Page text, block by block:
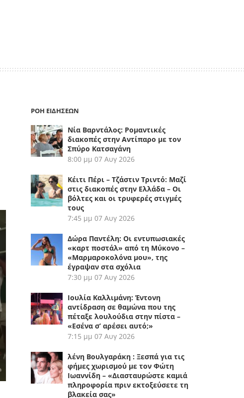
ΡΟΗ ΕΙΔΗΣΕΩΝ
Νία Βαρντάλος: Ρομαντικές
διακοπές στην Αντίπαρο με τον
Σπύρο Κατσαγάνη
8:00 μμ 07 Αυγ 2026
Κέιτι Πέρι – Τζάστιν Τριντό: Μαζί
στις διακοπές στην Ελλάδα – Οι
βόλτες και οι τρυφερές στιγμές
τους
7:45 μμ 07 Αυγ 2026
Δώρα Παντέλη: Οι εντυπωσιακές
«καρτ ποστάλ» από τη Μύκονο –
«Μαρμαροκολόνα μου», της
έγραψαν στα σχόλια
7:30 μμ 07 Αυγ 2026
Ιουλία Καλλιμάνη: Έντονη
αντίδραση σε θαμώνα που της
πέταξε λουλούδια στην πίστα –
«Εσένα σ’ αρέσει αυτό;»
7:15 μμ 07 Αυγ 2026
λένη Βουλγαράκη : Ξεσπά για τις
φήμες χωρισμού με τον Φώτη
Ιωαννίδη – «Διασταυρώστε καμιά
πληροφορία πριν εκτοξεύσετε τη
βλακεία σας»